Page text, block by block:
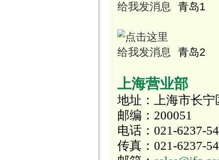
青岛1
青岛2
上海营业部
地址：上海市长宁
邮编：200051
电话：021-6237-
传真：021-6237-